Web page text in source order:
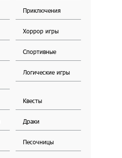
Приключения
Хоррор игры
Спортивные
Логические игры
Квесты
Драки
Песочницы